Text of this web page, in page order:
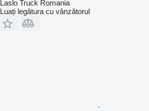
Laslo Truck Romania
Luați legătura cu vânzătorul